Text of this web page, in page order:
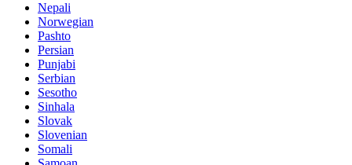
Nepali
Norwegian
Pashto
Persian
Punjabi
Serbian
Sesotho
Sinhala
Slovak
Slovenian
Somali